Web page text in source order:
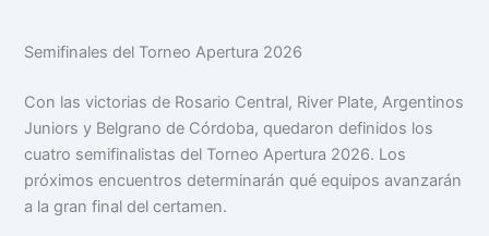
Semifinales del Torneo Apertura 2026
Con las victorias de Rosario Central, River Plate, Argentinos
Juniors y Belgrano de Córdoba, quedaron definidos los
cuatro semifinalistas del Torneo Apertura 2026. Los
próximos encuentros determinarán qué equipos avanzarán
a la gran final del certamen.